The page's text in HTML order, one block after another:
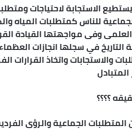
الاستجابة لاحتياجات
للناس كمتطلبات
العلمى وفى مواجهتها القيادة
في سجلها انجازات
والاستجابات واتخاذ القرارات
المتبادل
؟؟؟؟
الجماعية والرؤى